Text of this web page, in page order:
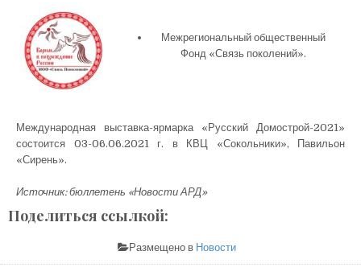
Межрегиональный общественный
Фонд «Связь поколений».
Международная выставка-ярмарка «Русский Домострой-2021»
состоится 03-06.06.2021 г. в КВЦ «Сокольники», Павильон
«Сирень».
Источник: бюллетень «Новости АРД»
Поделиться ссылкой:
Размещено в Новости